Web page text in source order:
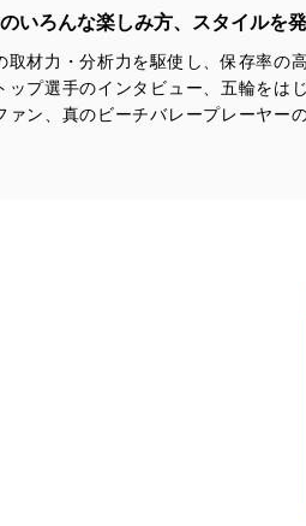
の安全管理措置
個人情報の正確性及び安全性を確保
滅失またはき損の防止及び是正に努め
ス制御
機器に標準装備されているユーザー制御
システムを使用する従業者を識別・認証
個人データを取り扱う機器等のオペレー
個人データを取り扱う機器等にセキュリ
メール等により個人データの含まれるフ
いろんな楽しみ方、スタイルを
取材力・分析力を駆使し、保存率の
ップ選手のインタビュー、五輪をは
ァン、真のビーチバレープレーヤー